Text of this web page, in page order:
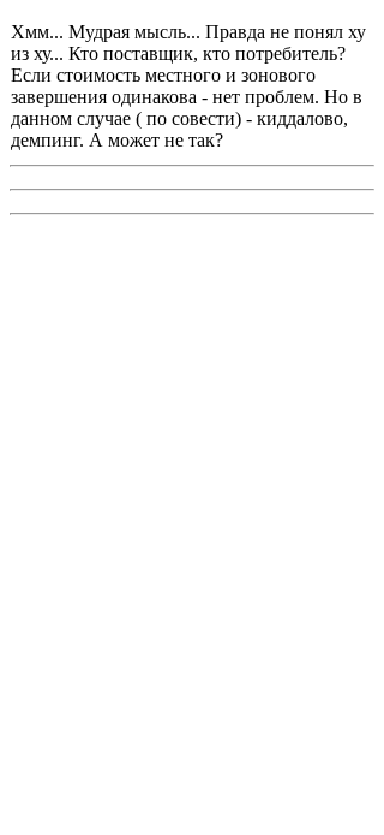
Хмм... Мудрая мысль... Правда не понял ху
из ху... Кто поставщик, кто потребитель?
Если стоимость местного и зонового
завершения одинакова - нет проблем. Но в
данном случае ( по совести) - киддалово,
демпинг. А может не так?